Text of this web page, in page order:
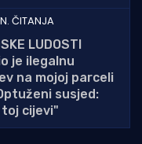
ČITANJA
LUDOSTI
je ilegalnu
na mojoj parceli
susjed:
toj cijevi"